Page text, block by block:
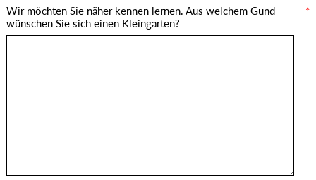
Wir möchten Sie näher kennen lernen. Aus welchem Gund
wünschen Sie sich einen Kleingarten?
*